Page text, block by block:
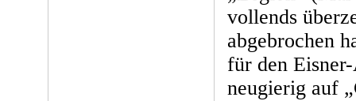
vollends
abgebrochen
für den
neugierig auf